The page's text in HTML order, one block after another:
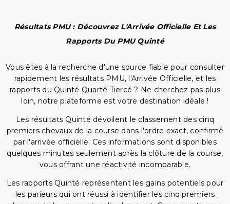
Résultats PMU : Découvrez L'Arrivée Officielle Et Les
Rapports Du PMU Quinté
Vous êtes à la recherche d'une source fiable pour consulter
rapidement les résultats PMU, l'Arrivée Officielle, et les
rapports du Quinté Quarté Tiercé ? Ne cherchez pas plus
loin, notre plateforme est votre destination idéale !
Les résultats Quinté dévoilent le classement des cinq
premiers chevaux de la course dans l'ordre exact, confirmé
par l'arrivée officielle. Ces informations sont disponibles
quelques minutes seulement après la clôture de la course,
vous offrant une réactivité incomparable.
Les rapports Quinté représentent les gains potentiels pour
les parieurs qui ont réussi à identifier les cinq premiers